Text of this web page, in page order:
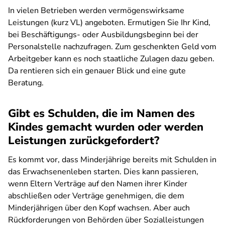
In vielen Betrieben werden vermögenswirksame
Leistungen (kurz VL) angeboten. Ermutigen Sie Ihr Kind,
bei Beschäftigungs- oder Ausbildungsbeginn bei der
Personalstelle nachzufragen. Zum geschenkten Geld vom
Arbeitgeber kann es noch staatliche Zulagen dazu geben.
Da rentieren sich ein genauer Blick und eine gute
Beratung.
Gibt es Schulden, die im Namen des
Kindes gemacht wurden oder werden
Leistungen zurückgefordert?
Es kommt vor, dass Minderjährige bereits mit Schulden in
das Erwachsenenleben starten. Dies kann passieren,
wenn Eltern Verträge auf den Namen ihrer Kinder
abschließen oder Verträge genehmigen, die dem
Minderjährigen über den Kopf wachsen. Aber auch
Rückforderungen von Behörden über Sozialleistungen